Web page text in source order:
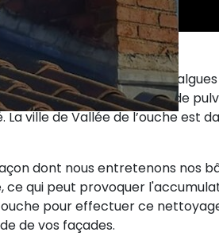
mousse, les lichens et les
utilise des drones équipés de
ville de Vallée de l’ouche est
dont nous entretenons nos
ce qui peut provoquer
pour effectuer ce
de vos façades.